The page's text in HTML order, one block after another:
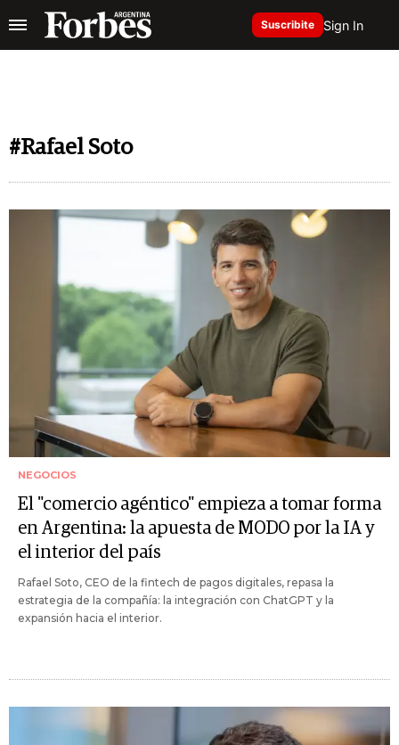
Suscribite Sign In
#Rafael Soto
NEGOCIOS
El "comercio agéntico" empieza a tomar forma
en Argentina: la apuesta de MODO por la IA y
el interior del país
Rafael Soto, CEO de la fintech de pagos digitales, repasa la
estrategia de la compañía: la integración con ChatGPT y la
expansión hacia el interior.